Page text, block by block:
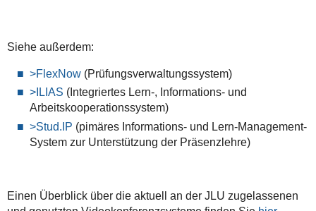
Siehe außerdem:
>FlexNow(Prüfungsverwaltungssystem)
>ILIAS (Integriertes Lern-, Informations- und
Arbeitskooperationssystem)
>Stud.IP (pimäres Informations- und Lern-Management-
System zur Unterstützung der Präsenzlehre)
Einen Überblick über die aktuell an der JLU zugelassenen